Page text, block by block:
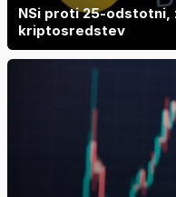
NSi proti 25-
kriptosredstev